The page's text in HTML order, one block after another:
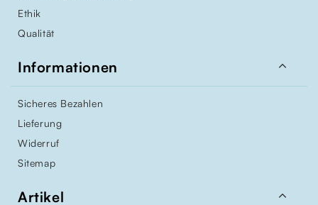
Ethik
Qualität
Informationen 
Sicheres Bezahlen
Lieferung
Widerruf
Sitemap
Artikel 